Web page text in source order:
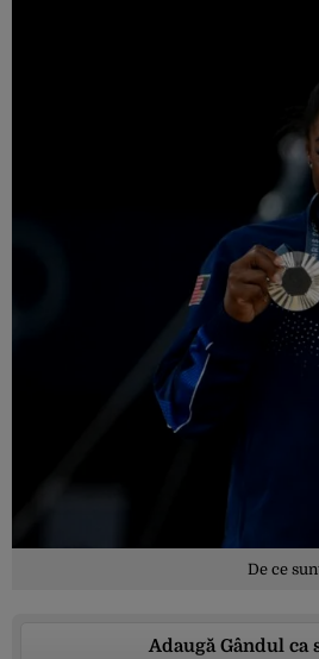
De ce
Adaugă Gândul ca